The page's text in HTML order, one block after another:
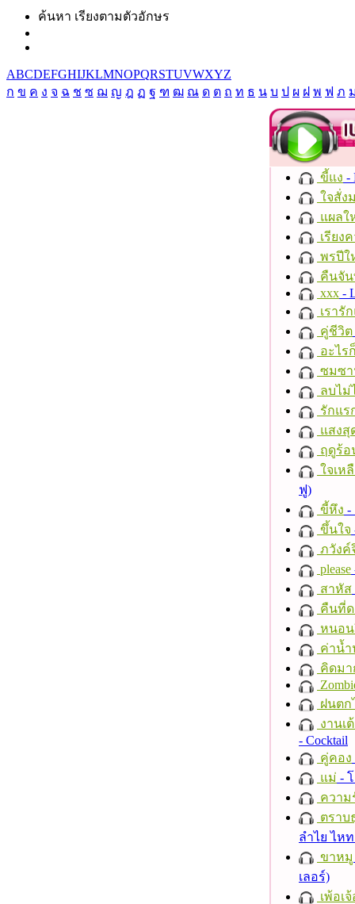
ค้นหา เรียงตามตัวอักษร
ABCDEFGHIJKLMNOPQRSTUVWXYZ
ก ข ค ง จ ฉ ช ซ ฌ ญ ฎ ฏ ฐ ฑ ฒ ณ ด ต ถ ท ธ น บ ป ผ ฝ พ ฟ ภ
ขี้แง -
ใจสั่ง
แผลใ
เรียง
พรปีใ
คืนจั
xxx -
เรารั
คู่ชีวิต
อะไร
ซมซ
ลบไม่
รักแร
แสงสุ
ฤดูร้อ
ใจเห
ฟู)
ขี้หึง -
ขึ้นใจ
ภวังค์
please
สาหัส
คืนที่ด
หนอน
ค่าน้
คิดมา
ฝนตก
งานเ
- Cocktail
คู่คอง
แม่ -
ความ
ตราบ
ลำไย ไห
ขาหมู
เลอร์)
เพ้อเ